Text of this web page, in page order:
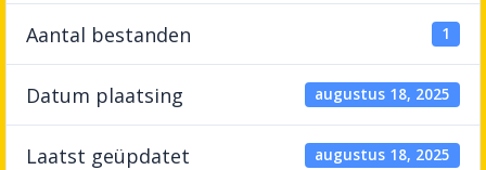
Aantal bestanden 1
Datum plaatsing augustus 18, 2025
Laatst geüpdatet augustus 18, 2025